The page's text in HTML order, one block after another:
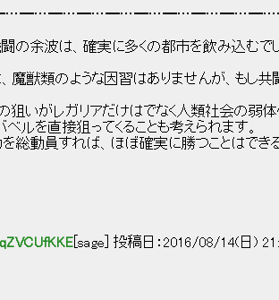
の余波は、確実に多くの都市を飲み込むでし
魔獣類のような因習はありませんが、もし
狙いがレガリアだけはでなく人類社会の弱体
ルを直接狙ってくることも考えられます。
総動員すれば、ほぼ確実に勝つことはでき
[sage] 投稿日：2016/08/14(日)